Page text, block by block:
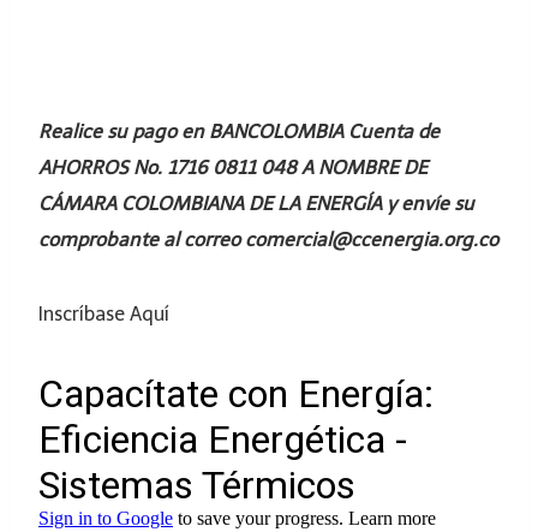
Realice su pago en BANCOLOMBIA Cuenta de
AHORROS No. 1716 0811 048 A NOMBRE DE
CÁMARA COLOMBIANA DE LA ENERGÍA y envíe su
comprobante al correo comercial@ccenergia.org.co
Inscríbase Aquí